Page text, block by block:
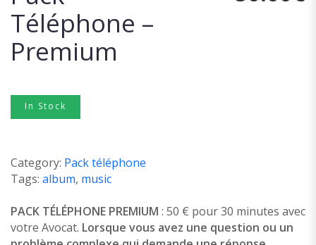
Téléphone –
Premium
In Stock
Category: Pack téléphone
Tags: album, music
PACK TÉLÉPHONE PREMIUM : 50 € pour 30 minutes avec
votre Avocat. Lorsque vous avez une question ou un